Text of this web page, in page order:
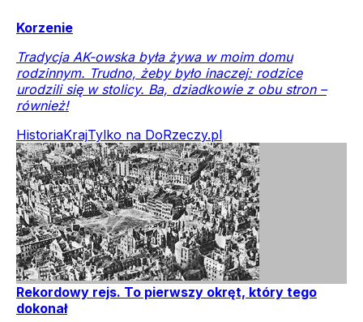
Korzenie
Tradycja AK-owska była żywa w moim domu
rodzinnym. Trudno, żeby było inaczej: rodzice
urodzili się w stolicy. Ba, dziadkowie z obu stron –
również!
HistoriaKrajTylko na DoRzeczy.pl
Rekordowy rejs. To pierwszy okręt, który tego
dokonał